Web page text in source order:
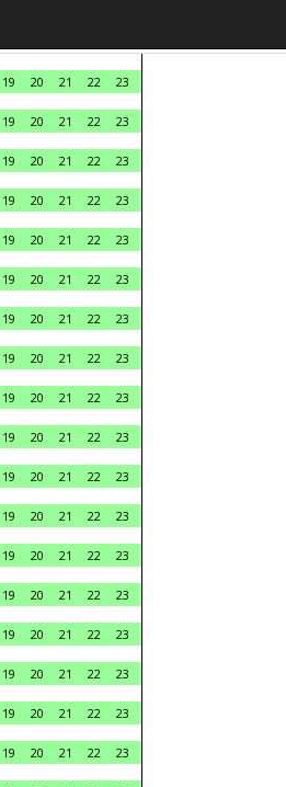
19 20 21 22
23
19 20 21 22
23
19 20 21 22
23
19 20 21 22
23
19 20 21 22
23
19 20 21 22
23
19 20 21 22
23
19 20 21 22
23
19 20 21 22
23
19 20 21 22
23
19 20 21 22
23
19 20 21 22
23
19 20 21 22
23
19 20 21 22
23
19 20 21 22
23
19 20 21 22
23
19 20 21 22
23
19 20 21 22
23